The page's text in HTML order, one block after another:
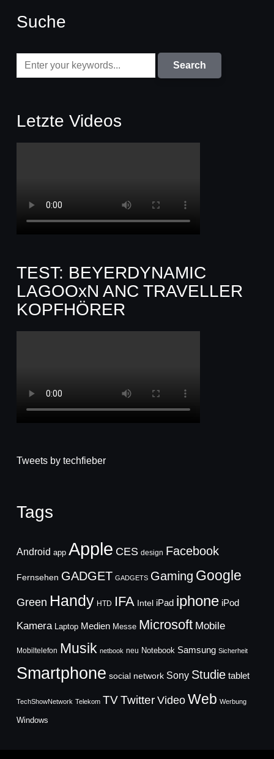
Suche
Letzte Videos
TEST: BEYERDYNAMIC
LAGOOxN ANC TRAVELLER
KOPFHÖRER
Tweets by techfieber
Tags
Android app Apple CES design Facebook
Fernsehen GADGET GADGETS Gaming Google
Green Handy HTD IFA Intel iPad iphone iPod
Kamera Laptop Medien Messe Microsoft Mobile
Mobiltelefon Musik netbook neu Notebook Samsung Sicherheit
Smartphone social network Sony Studie tablet
TechShowNetwork Telekom TVTwitter Video Web Werbung
Windows